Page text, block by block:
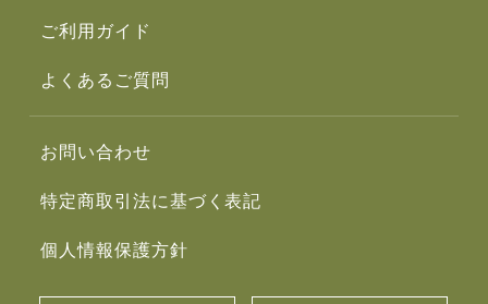
ご利用ガイド
よくあるご質問
お問い合わせ
特定商取引法に基づく表記
個人情報保護方針